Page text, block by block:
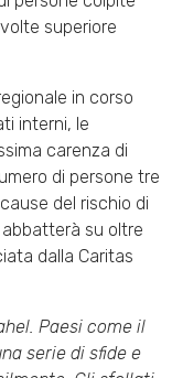
superiore
in corso
interni, le
carenza di
di persone tre
del rischio di
su oltre
dalla Caritas
Paesi come il
serie di sfide e